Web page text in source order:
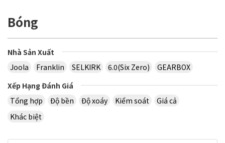
Bóng
Nhà Sản Xuất
Joola
Franklin SELKIRK 6.0(Six Zero)
GEARBOX
Xếp Hạng Đánh Giá
Tổng hợp
Độ bền Độ xoáy Kiểm soát
Giá cả
Khác biệt